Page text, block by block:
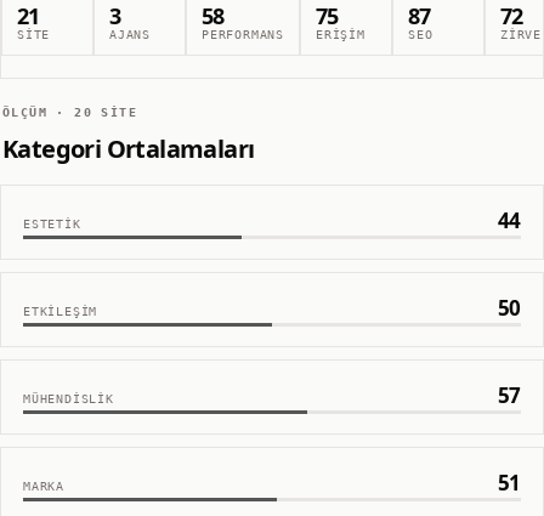
21
SITE
3
AJANS
58
PERFORMANS
75
ERIŞIM
87
SEO
72
ZIRVE
ÖLÇÜM ·20 SITE
Kategori Ortalamaları
ESTETIK 44
ETKILEŞIM 50
MÜHENDISLIK 57
MARKA 51